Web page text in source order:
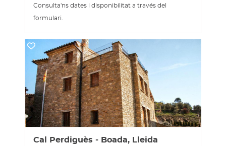
Consulta'ns dates i disponibilitat a través del
formulari.
Cal Perdiguès - Boada, Lleida